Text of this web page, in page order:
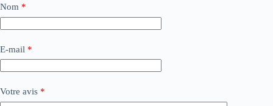
Nom *
E-mail *
Votre avis *